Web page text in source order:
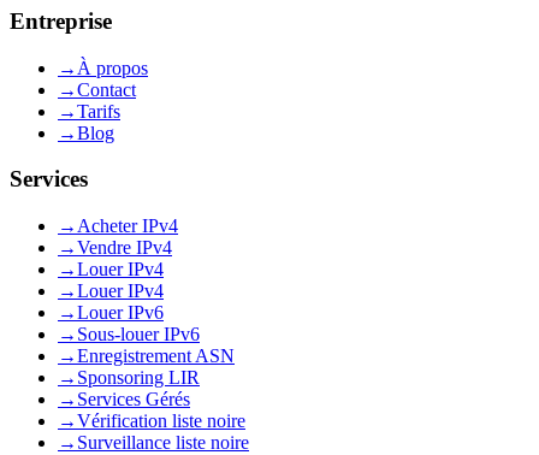
Entreprise
→ À propos
→Contact
→Tarifs
→Blog
Services
→ Acheter IPv4
→Vendre IPv4
→Louer IPv4
→Louer IPv4
→Louer IPv6
→ Sous-louer IPv6
→Enregistrement ASN
→ Sponsoring LIR
→ Services Gérés
→Vérification liste noire
→ Surveillance liste noire